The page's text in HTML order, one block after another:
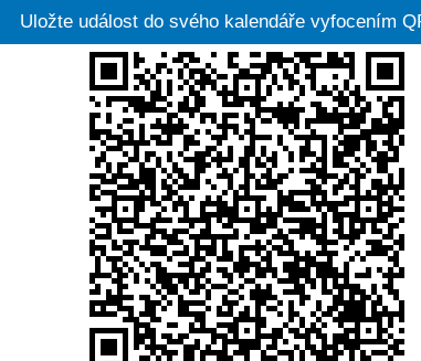
Uložte událost do svého kalendáře vyfocením